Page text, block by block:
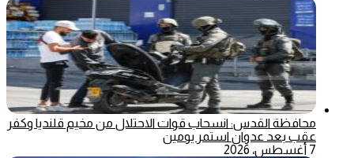
محافظة القدس: انسحاب قوات الاحتلال من مخيم قلنديا وكفر
عقب بعد عدوان استمر يومين
7 أغسطس، 2026